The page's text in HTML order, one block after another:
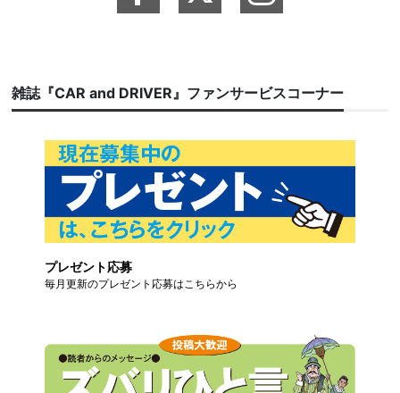
雑誌『CAR and DRIVER』ファンサービスコーナー
プレゼント応募
毎月更新のプレゼント応募はこちらから